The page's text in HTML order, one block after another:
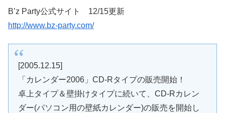
B’z Party公式サイト 12/15更新
http://www.bz-party.com/
[2005.12.15]
「カレンダー2006」CD-Rタイプの販売開始！
卓上タイプ＆壁掛けタイプに続いて、CD-Rカレン
ダー(パソコン用の壁紙カレンダー)の販売を開始し